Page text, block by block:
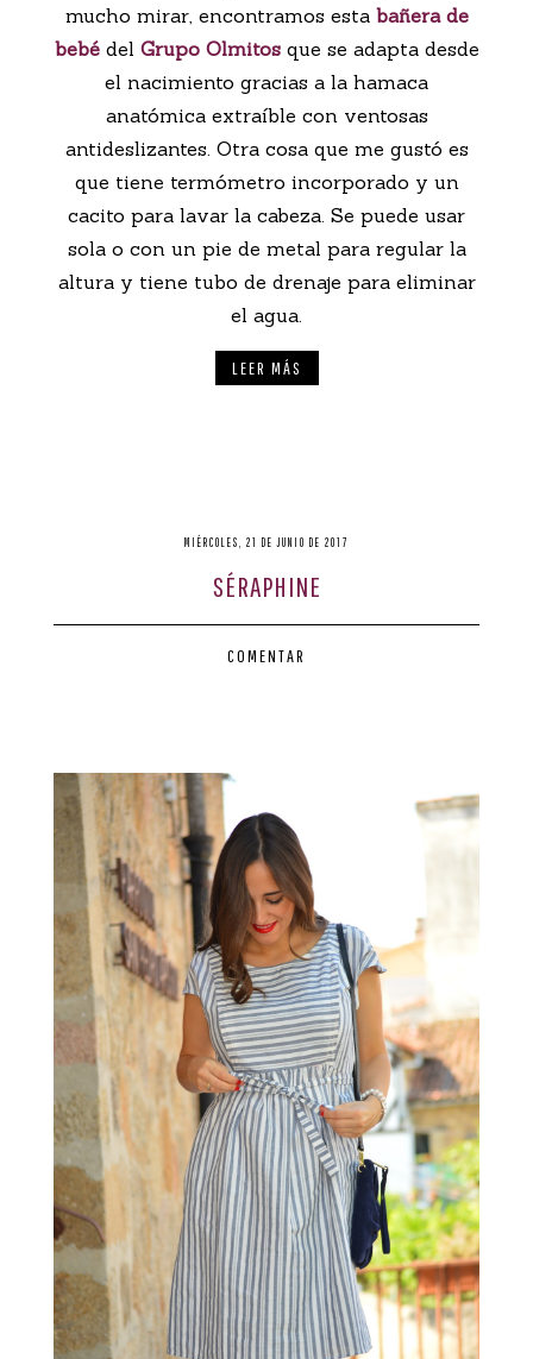
mucho mirar, encontramos esta bañera de
bebédel Grupo Olmitosque se adapta desde
el nacimiento gracias a la hamaca
anatómica extraíble con ventosas
antideslizantes. Otra cosa que me gustó es
que tiene termómetro incorporado y un
cacito para lavar la cabeza. Se puede usar
sola o con un pie de metal para regular la
altura y tiene tubo de drenaje para eliminar
el agua.
LEER MÁS
MIÉRCOLES, 21 DE JUNIO DE 2017
SÉRAPHINE
COMENTAR